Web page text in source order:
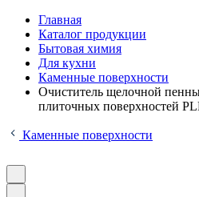
Главная
Каталог продукции
Бытовая химия
Для кухни
Каменные поверхности
Очиститель щелочной
плиточных поверхностей
Каменные поверхности